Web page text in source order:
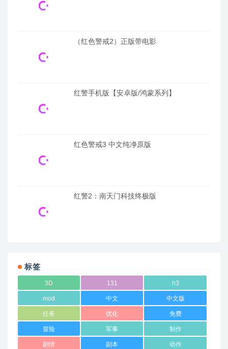
（红色警戒2）正版带电影
红警手机版【安卓版/鸿蒙系列】
红色警戒3 中文纯净原版
红警2：南天门科技终极版
标签
3D 131 h3
mod 中文 中文版
任务 优化 免费
冒险 军事 制作
剧情 副本 动作